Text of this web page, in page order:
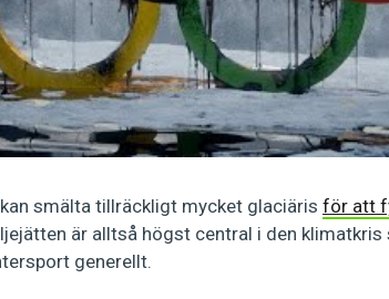
smälta tillräckligt mycket glaciäris för att
är alltså högst central i den
generellt.